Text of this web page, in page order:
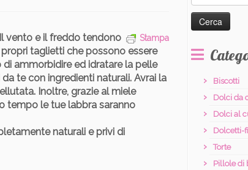
Stampa
vento e il freddo tendono
taglietti che possono essere
ammorbidire ed idratare la pelle
te con ingredienti naturali. Avrai la
. Inoltre, grazie al miele
tempo le tue labbra saranno
naturali e privi di
per:
Biscotti
Dolci da
Dolci al
Dolcetti-
Torte
Pillole di